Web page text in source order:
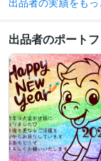
Canva:1年
行動力:99年意外性思
好奇心旺盛:99年声フ
肯定力:99年ユーモア
元気:99年ポジティブ
得意分野
悩み相談・カウンセリ
決断力 お母さんの
を購入した行動力と決
出品者のポート